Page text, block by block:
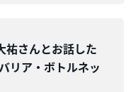
さんとお話した
リア・ボトルネッ